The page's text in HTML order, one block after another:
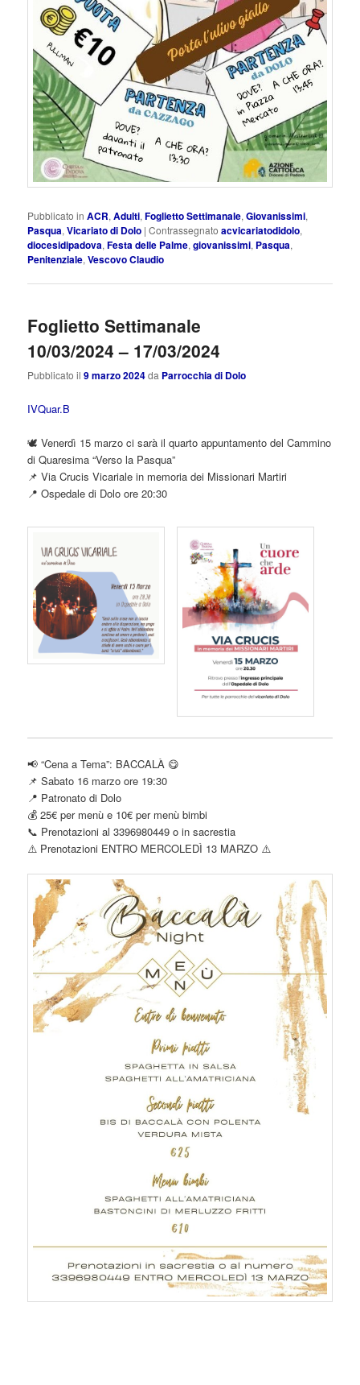
Pubblicato in ACR,Adulti,Foglietto Settimanale,Giovanissimi,
Pasqua,Vicariato di Dolo |Contrassegnato acvicariatodidolo,
diocesidipadova,Festa delle Palme,giovanissimi, Pasqua,
Penitenziale,Vescovo Claudio
Foglietto Settimanale
10/03/2024 – 17/03/2024
Pubblicato il9 marzo 2024da Parrocchia di Dolo
IVQuar.B
🕊️ Venerdì 15 marzo ci sarà il quarto appuntamento del Cammino
di Quaresima “Verso la Pasqua”
📌 Via Crucis Vicariale in memoria dei Missionari Martiri
📍 Ospedale di Dolo ore 20:30
📢 “Cena a Tema”: BACCALÀ 😋
📌 Sabato 16 marzo ore 19:30
📍 Patronato di Dolo
💰 25€ per menù e 10€ per menù bimbi
📞 Prenotazioni al 3396980449 o in sacrestia
⚠️ Prenotazioni ENTRO MERCOLEDÌ 13 MARZO ⚠️